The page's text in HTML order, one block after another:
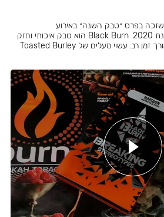
הליין החזק של חברת Burn שזכה בפרס ״טבק השנה״ באירוע
JohnCalliano Awards בשנת 2020. Black Burn הוא טבק איכותי וחזק
ששומר על הטעם והחוזק לאורך זמן רב. עשוי מעלים של Toasted Burley